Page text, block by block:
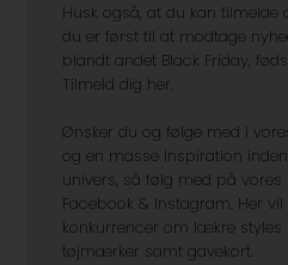
Husk også, at du kan tilmelde
du er først til at modtage
blandt andet Black Friday,
Tilmeld dig her.
Ønsker du og følge med i
og en masse inspiration
univers, så følg med på vores
Facebook & Instagram. Her
konkurrencer om lækre
tøjmærker samt gavekort.